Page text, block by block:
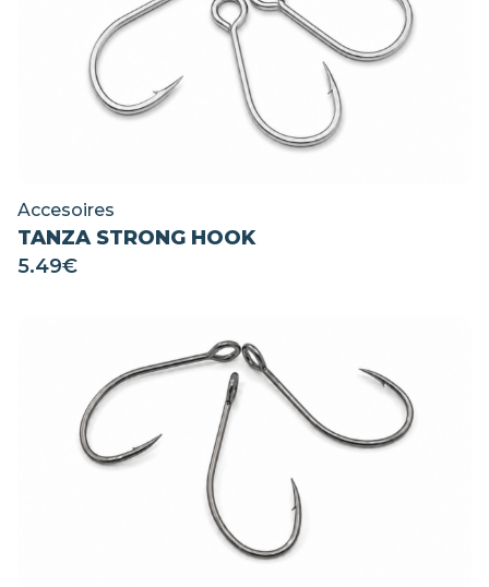
Accesoires
TANZA STRONG HOOK
5.49€